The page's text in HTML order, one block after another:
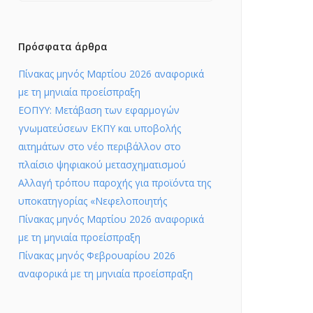
Πρόσφατα άρθρα
Πίνακας μηνός Μαρτίου 2026 αναφορικά
με τη μηνιαία προείσπραξη
ΕΟΠΥΥ: Μετάβαση των εφαρμογών
γνωματεύσεων ΕΚΠΥ και υποβολής
αιτημάτων στο νέο περιβάλλον στο
πλαίσιο ψηφιακού μετασχηματισμού
Αλλαγή τρόπου παροχής για προϊόντα της
υποκατηγορίας «Νεφελοποιητής
Πίνακας μηνός Μαρτίου 2026 αναφορικά
με τη μηνιαία προείσπραξη
Πίνακας μηνός Φεβρουαρίου 2026
αναφορικά με τη μηνιαία προείσπραξη